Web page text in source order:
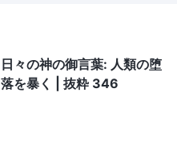
日々の神の御言葉: 人類の堕
落を暴く | 抜粋 346